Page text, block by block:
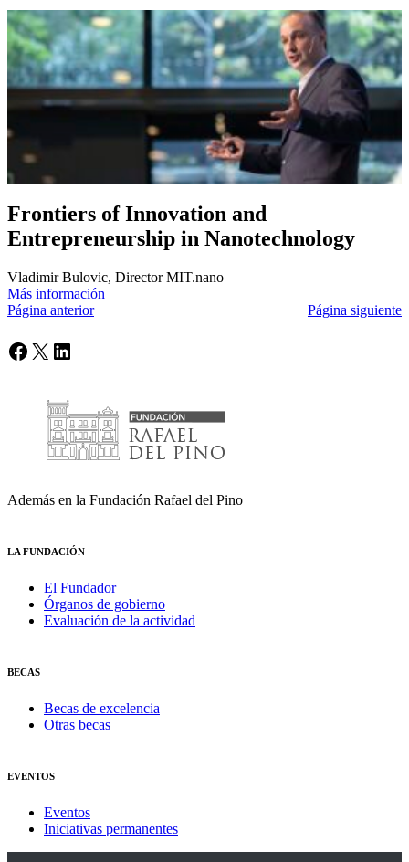
Frontiers of Innovation and
Entrepreneurship in Nanotechnology
Vladimir Bulovic, Director MIT.nano
Más información
Página anterior
Página siguiente
Facebook
X LinkedIn
Además en la Fundación Rafael del Pino
LA FUNDACIÓN
El Fundador
Órganos de gobierno
Evaluación de la actividad
BECAS
Becas de excelencia
Otras becas
EVENTOS
Eventos
Iniciativas permanentes